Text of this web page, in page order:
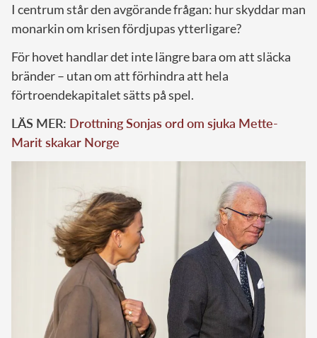
I centrum står den avgörande frågan: hur skyddar man
monarkin om krisen fördjupas ytterligare?
För hovet handlar det inte längre bara om att släcka
bränder – utan om att förhindra att hela
förtroendekapitalet sätts på spel.
LÄS MER: Drottning Sonjas ord om sjuka Mette-
Marit skakar Norge